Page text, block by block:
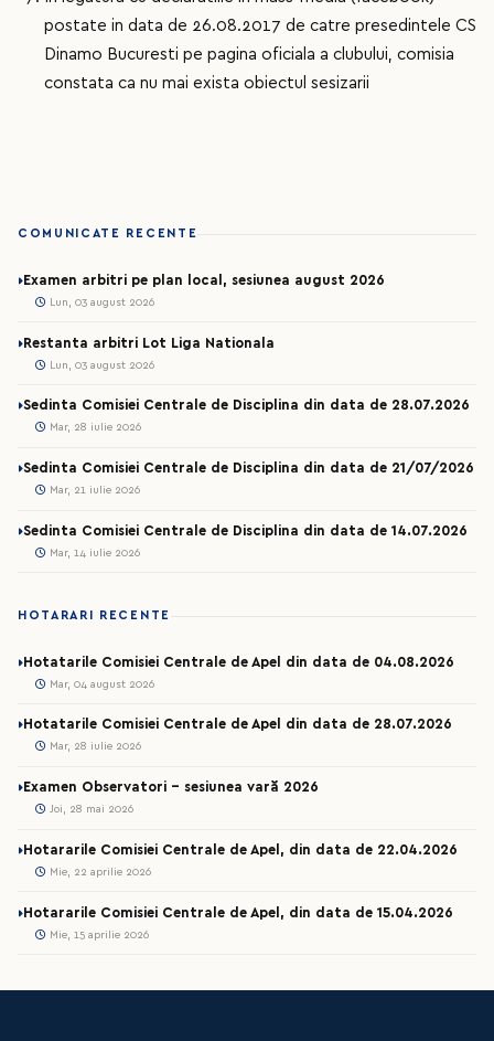
postate in data de 26.08.2017 de catre presedintele CS
Dinamo Bucuresti pe pagina oficiala a clubului, comisia
constata ca nu mai exista obiectul sesizarii
COMUNICATE RECENTE
Examen arbitri pe plan local, sesiunea august 2026
Lun, 03 august 2026
Restanta arbitri Lot Liga Nationala
Lun, 03 august 2026
Sedinta Comisiei Centrale de Disciplina din data de 28.07.2026
Mar, 28 iulie 2026
Sedinta Comisiei Centrale de Disciplina din data de 21/07/2026
Mar, 21 iulie 2026
Sedinta Comisiei Centrale de Disciplina din data de 14.07.2026
Mar, 14 iulie 2026
HOTARARI RECENTE
Hotatarile Comisiei Centrale de Apel din data de 04.08.2026
Mar, 04 august 2026
Hotatarile Comisiei Centrale de Apel din data de 28.07.2026
Mar, 28 iulie 2026
Examen Observatori - sesiunea vară 2026
Joi, 28 mai 2026
Hotararile Comisiei Centrale de Apel, din data de 22.04.2026
Mie, 22 aprilie 2026
Hotararile Comisiei Centrale de Apel, din data de 15.04.2026
Mie, 15 aprilie 2026